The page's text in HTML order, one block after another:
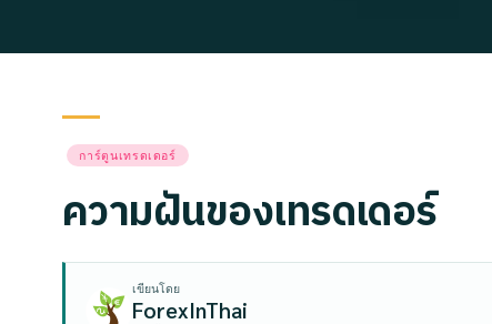
Posted
การ์ตูนเทรดเดอร์
ความฝันของเทรดเดอร์
เขียนโดย
ForexInThai